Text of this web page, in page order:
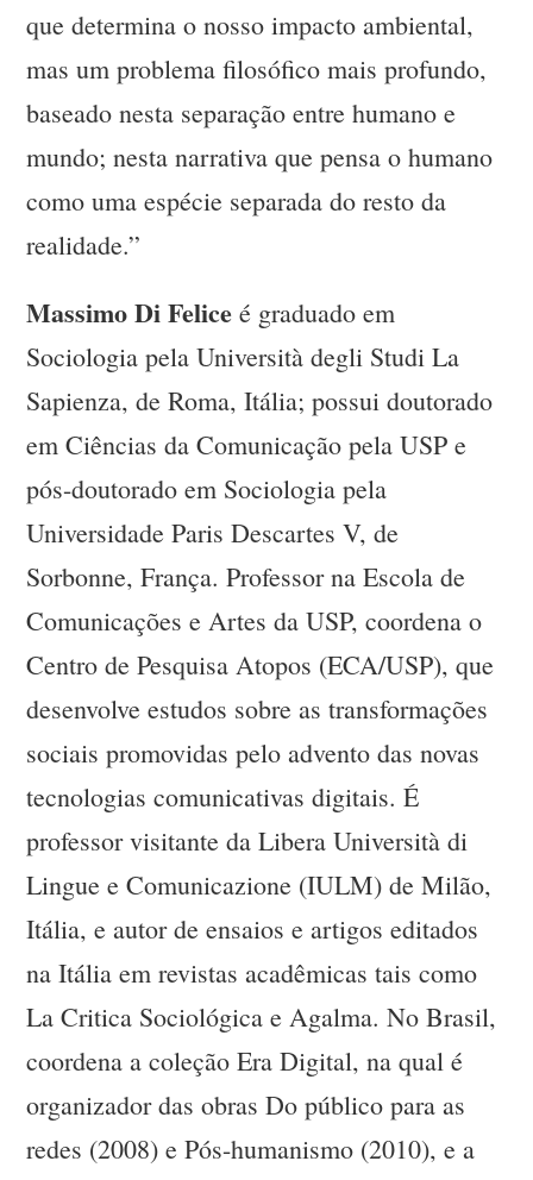
que determina o nosso impacto ambiental,
mas um problema filosófico mais profundo,
baseado nesta separação entre humano e
mundo; nesta narrativa que pensa o humano
como uma espécie separada do resto da
realidade.”
Massimo Di Felice é graduado em
Sociologia pela Università degli Studi La
Sapienza, de Roma, Itália; possui doutorado
em Ciências da Comunicação pela USP e
pós-doutorado em Sociologia pela
Universidade Paris Descartes V, de
Sorbonne, França. Professor na Escola de
Comunicações e Artes da USP, coordena o
Centro de Pesquisa Atopos (ECA/USP), que
desenvolve estudos sobre as transformações
sociais promovidas pelo advento das novas
tecnologias comunicativas digitais. É
professor visitante da Libera Università di
Lingue e Comunicazione (IULM) de Milão,
Itália, e autor de ensaios e artigos editados
na Itália em revistas acadêmicas tais como
La Critica Sociológica e Agalma. No Brasil,
coordena a coleção Era Digital, na qual é
organizador das obras Do público para as
redes (2008) e Pós-humanismo (2010), e a